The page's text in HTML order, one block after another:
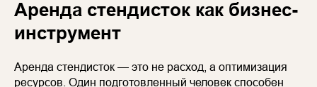
Аренда стендисток как бизнес-
инструмент
Аренда стендисток — это не расход, а оптимизация
ресурсов. Один подготовленный человек способен